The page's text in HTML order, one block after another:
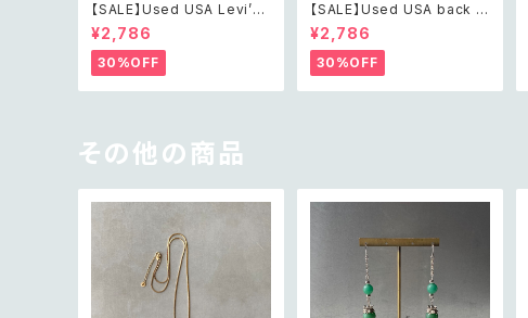
【SALE】Used USA Levi’s
sunrise design orange t
shirt レトロ アメリカ ユーズ
ド 古着 リーバイス サンライズ
デザイン オレンジ Tシャツ X
XL
¥2,786
30%OFF
【SALE】Used USA back t
o the 80s car design t sh
irt レトロ アメリカ ユーズド
古着 カーデザイン ライトグレ
ー Tシャツ XXL
¥2,786
30%OFF
その他の商品